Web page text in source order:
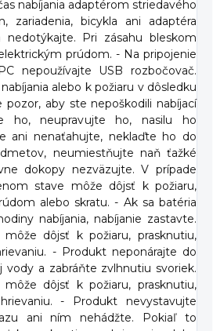
nabíjania adaptérom striedavého
zariadenia, bicykla ani adaptéra
nedotýkajte. Pri zásahu bleskom
prúdom. - Na pripojenie
nepoužívajte USB rozbočovač.
alebo k požiaru v dôsledku
pozor, aby ste nepoškodili nabíjací
ho, neupravujte ho, nasilu ho
ani nenaťahujte, neklaďte ho do
neumiestňujte naň ťažké
dokopy nezväzujte. V prípade
stave môže dôjsť k požiaru,
alebo skratu. - Ak sa batéria
nabíjania, nabíjanie zastavte.
dôjsť k požiaru, prasknutiu,
- Produkt neponárajte do
vody a zabráňte zvlhnutiu svoriek.
dôjsť k požiaru, prasknutiu,
- Produkt nevystavujte
ani ním nehádžte. Pokiaľ to